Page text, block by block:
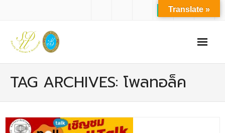
TAG ARCHIVES: โพลทอล็ค
Translate »